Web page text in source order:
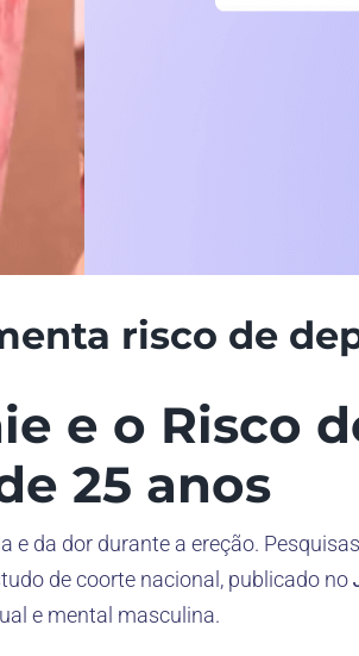
risco de
e o Risco
25 anos
e da dor durante a ereção.
de coorte nacional, publicado no
e mental masculina.